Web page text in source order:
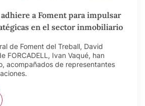
adhiere a Foment para impulsar
en el sector inmobiliario
de Foment del Treball, David
FORCADELL, Ivan Vaqué, han
acompañados de representantes